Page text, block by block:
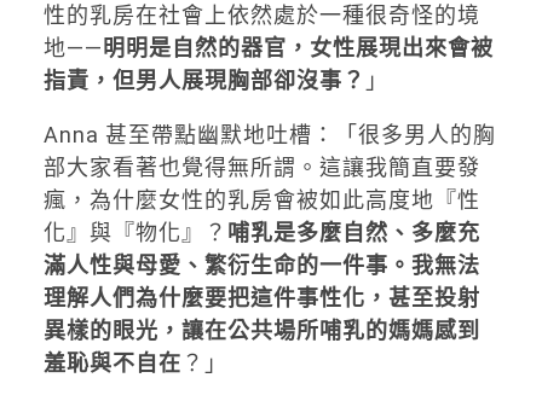
性的乳房在社會上依然處於一種很奇怪的境
地——明明是自然的器官，女性展現出來會被
指責，但男人展現胸部卻沒事？ 」
Anna 甚至帶點幽默地吐槽：「很多男人的胸
部大家看著也覺得無所謂。這讓我簡直要發
瘋，為什麼女性的乳房會被如此高度地『性
化』與『物化』？ 哺乳是多麼自然、多麼充
滿人性與母愛、繁衍生命的一件事。我無法
理解人們為什麼要把這件事性化，甚至投射
異樣的眼光，讓在公共場所哺乳的媽媽感到
羞恥與不自在 ？」